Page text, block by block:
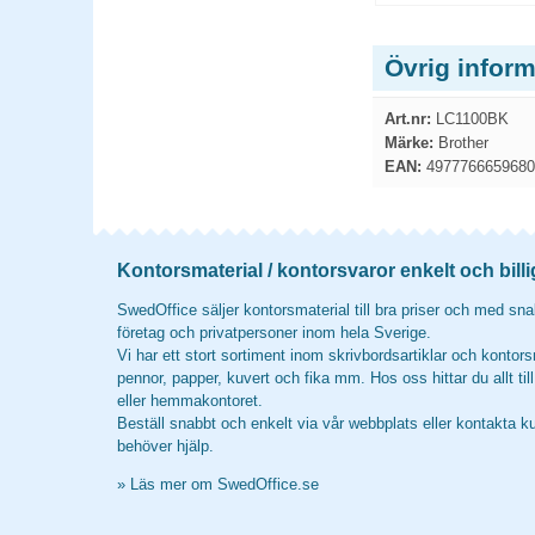
Övrig
Art.nr: LC1100BK
Märke: Brother
EAN: 4977766659680
Kontorsmaterial / kontorsvaror enkelt och
SwedOffice säljer kontorsmaterial till bra priser och med
företag och privatpersoner inom hela Sverige.
Vi har ett stort sortiment inom skrivbordsartiklar och
pennor, papper, kuvert och fika mm. Hos oss hittar du allt
eller hemmakontoret.
Beställ snabbt och enkelt via vår webbplats eller kontakta
behöver hjälp.
» Läs mer om SwedOffice.se